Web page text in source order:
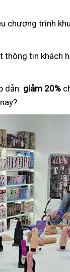
chương trình
thông tin khách
dẫn: giảm 20%